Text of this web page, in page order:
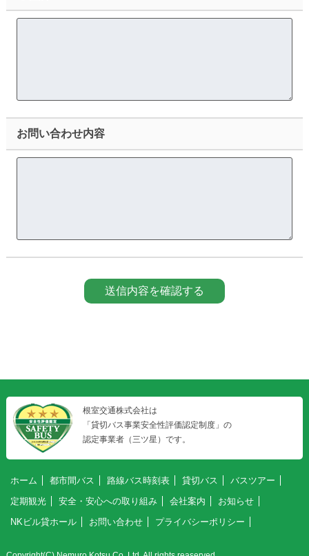
お問い合わせ内容
ホーム 都市間バス 路線バス時刻表 貸切バス
バスツアー
定期観光
安全・安心への取り組み 会社案内
お知らせ
NKビル貸ホール
お問い合わせ プライバシーポリシー
根室交通株式会社は
「貸切バス事業安全性評価認定制度」の
認定事業者（三ツ星）です。